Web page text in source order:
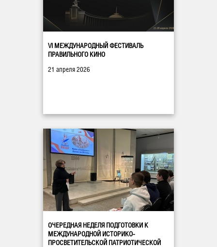
VI МЕЖДУНАРОДНЫЙ ФЕСТИВАЛЬ
ПРАВИЛЬНОГО КИНО
21 апреля 2026
ОЧЕРЕДНАЯ НЕДЕЛЯ ПОДГОТОВКИ К
МЕЖДУНАРОДНОЙ ИСТОРИКО-
ПРОСВЕТИТЕЛЬСКОЙ ПАТРИОТИЧЕСКОЙ